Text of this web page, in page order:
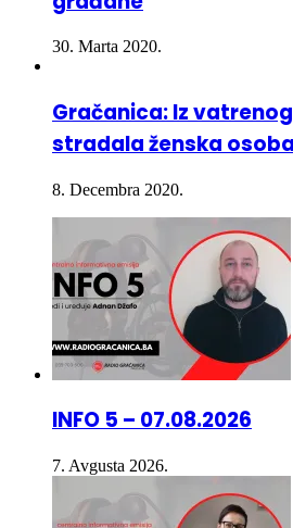
30. Marta 2020.
stradala ženska osoba
8. Decembra 2020.
INFO 5 – 07.08.2026
7. Avgusta 2026.